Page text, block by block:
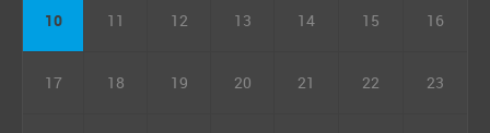
10 11 12 13 14 15 16
17 18 19 20 21 22 23